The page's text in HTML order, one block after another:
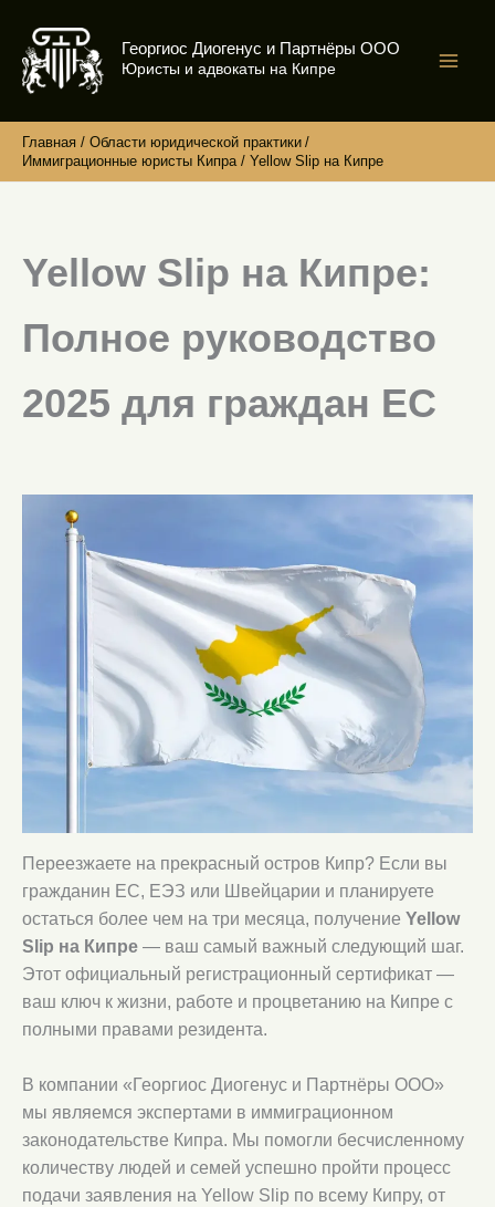
содержимому
Георгиос Диогенус и Партнёры ООО
Юристы и адвокаты на Кипре
Главная
Области юридической практики
Иммиграционные юристы Кипра
Yellow Slip на Кипре
Yellow Slip на Кипре:
Полное руководство
2025 для граждан ЕС
Переезжаете на прекрасный остров Кипр? Если вы
гражданин ЕС, ЕЭЗ или Швейцарии и планируете
остаться более чем на три месяца, получение Yellow
Slip на Кипре — ваш самый важный следующий шаг.
Этот официальный регистрационный сертификат —
ваш ключ к жизни, работе и процветанию на Кипре с
полными правами резидента.
В компании «Георгиос Диогенус и Партнёры ООО»
мы являемся экспертами в иммиграционном
законодательстве Кипра. Мы помогли бесчисленному
количеству людей и семей успешно пройти процесс
подачи заявления на Yellow Slip по всему Кипру, от